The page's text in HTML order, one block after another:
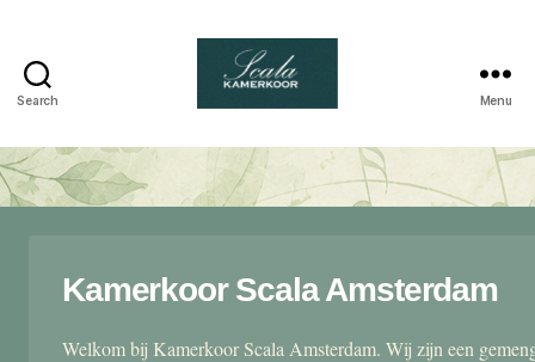
Search
kamerkoor
Menu
Kamerkoor Scala Amsterdam
Welkom bij Kamerkoor Scala Amsterdam. Wij zijn een